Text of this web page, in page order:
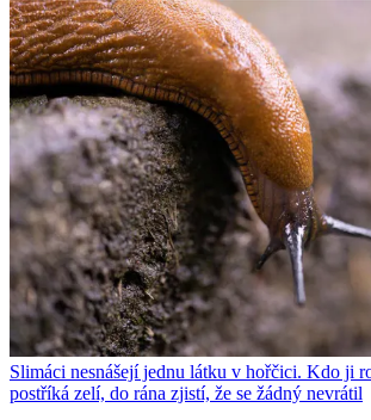
Slimáci nesnášejí jednu látku v hořčici. Kdo ji
postříká zelí, do rána zjistí, že se žádný nevrátil